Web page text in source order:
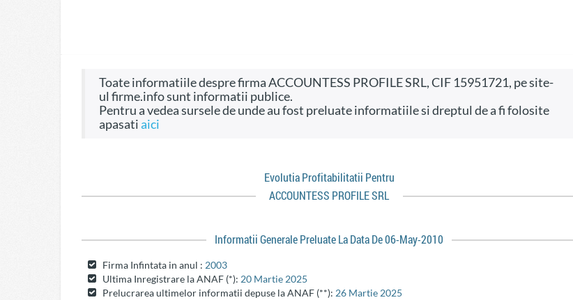
Toate informatiile despre firma ACCOUNTESS PROFILE SRL, CIF 15951721, pe site-
ul firme.info sunt informatii publice.
Pentru a vedea sursele de unde au fost preluate informatiile si dreptul de a fi folosite
apasatiaici
Evolutia Profitabilitatii Pentru
ACCOUNTESS PROFILE SRL
Informatii Generale Preluate La Data De 06-May-2010
Firma Infintata in anul : 2003
Ultima Inregistrare la ANAF (*): 20 Martie 2025
Prelucrarea ultimelor informatii depuse la ANAF (**): 26 Martie 2025